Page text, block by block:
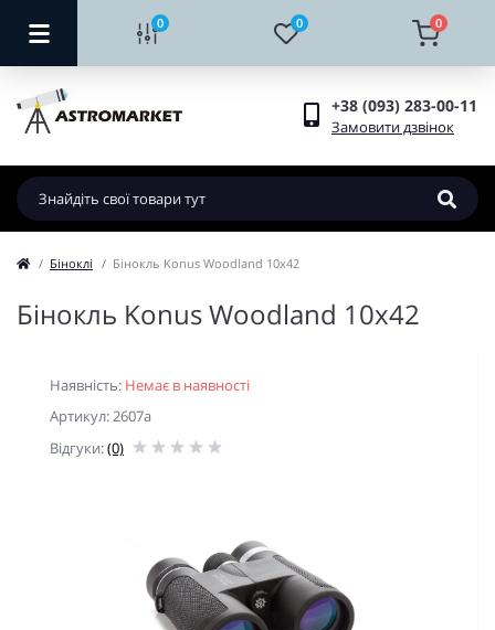
0 0 0
+38 (093) 283-00-11
Замовити дзвінок
Біноклі Бінокль Konus Woodland 10x42
Бінокль Konus Woodland 10x42
Наявність: Немає в наявності
Артикул: 2607a
Відгуки:(0)